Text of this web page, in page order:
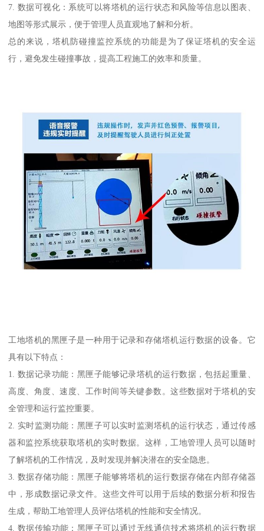
7. 数据可视化：系统可以将塔机的运行状态和风险等信息以图表、
地图等形式展示，便于管理人员直观地了解和分析。
总的来说，塔机防碰撞监控系统的功能是为了保证塔机的安全运
行，避免发生碰撞事故，提高工程施工的效率和质量。
工地塔机的黑匣子是一种用于记录和存储塔机运行数据的设备。它
具有以下特点：
1. 数据记录功能：黑匣子能够记录塔机的运行数据，包括起重量、
高度、角度、速度、工作时间等关键参数。这些数据对于塔机的安
全管理和运行监控重要。
2. 实时监测功能：黑匣子可以实时监测塔机的运行状态，通过传感
器和监控系统获取塔机的实时数据。这样，工地管理人员可以随时
了解塔机的工作情况，及时发现并解决潜在的安全隐患。
3. 数据存储功能：黑匣子能够将塔机的运行数据存储在内部存储器
中，形成数据记录文件。这些文件可以用于后续的数据分析和报告
生成，帮助工地管理人员评估塔机的性能和安全情况。
4. 数据传输功能：黑匣子可以通过无线通信技术将塔机的运行数据